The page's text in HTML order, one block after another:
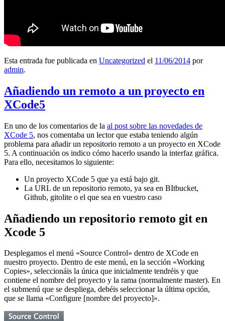
Esta entrada fue publicada en Uncategorized el 11/06/2014 por
admin.
Añadiendo un remoto a un proyecto en
XCode5
En uno de los comentarios de la al post sobre las novedades de
XCode 5, nos comentaba un lector que estaba teniendo algún
problema para añadir un repositorio remoto a un proyecto en XCode
5. A continuación os indico cómo hacerlo usando la interfaz gráfica.
Para ello, necesitamos lo siguiente:
Un proyecto XCode 5 que ya está bajo git.
La URL de un repositorio remoto, ya sea en BItbucket,
Github, gitolite o el que sea en vuestro caso
Añadiendo un repositorio remoto git en
Xcode 5
Desplegamos el menú «Source Control» dentro de XCode en
nuestro proyecto. Dentro de este menú, en la sección «Working
Copies», seleccionáis la única que inicialmente tendréis y que
contiene el nombre del proyecto y la rama (normalmente master). En
el submenú que se despliega, debéis seleccionar la última opción,
que se llama «Configure [nombre del proyecto]».